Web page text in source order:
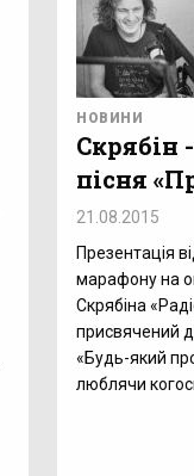
НОВИНИ
Скрябін
пісня
21.08.2015
Презентація
марафону на
Скрябіна
присвячений
«Будь-який
люблячи